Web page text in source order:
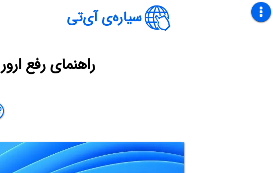
سیاره‌ی آی‌تی
راهنمای رفع ارور This PC Can’t Run Windows 11